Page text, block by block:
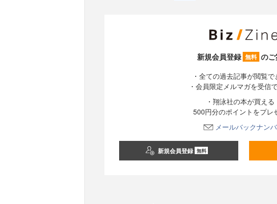
新規会員登録 無料 の
・全ての過去記事が閲覧で
・会員限定メルマガを受信
・翔泳社の本が買える
500円分のポイントをプレ
メールバックナン
新規会員登録 無料